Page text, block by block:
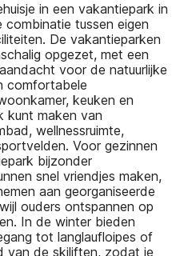
in een vakantiepark in
tussen eigen
De vakantieparken
opgezet, met een
voor de natuurlijke
comfortabele
keuken en
kunt maken van
wellnessruimte,
Voor gezinnen
bijzonder
snel vriendjes maken,
aan georganiseerde
ouders ontspannen op
In de winter bieden
tot langlaufloipes of
van de skiliften, zodat je